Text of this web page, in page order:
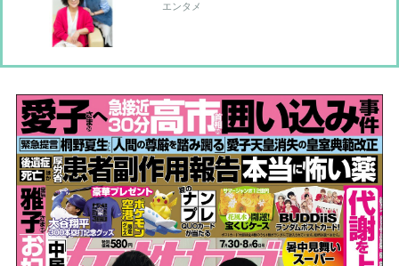
れが人生のテーマ」「昔もいまも夢は
エンタメ